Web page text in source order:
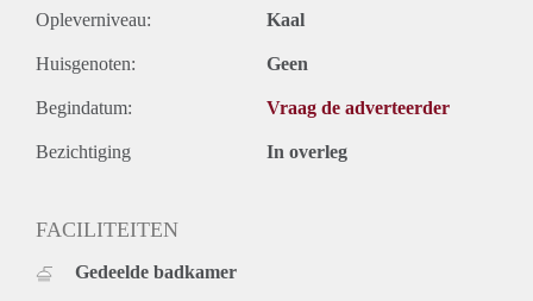
Opleverniveau: Kaal
Huisgenoten: Geen
Begindatum: Vraag de adverteerder
Bezichtiging In overleg
FACILITEITEN
Gedeelde badkamer